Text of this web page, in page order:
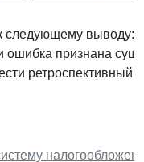
выводу:
ошибка признана
ретроспективный